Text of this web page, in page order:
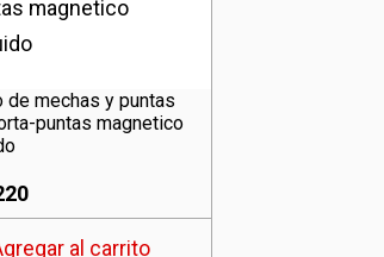
de mechas y puntas
puntas magnetico
al carrito